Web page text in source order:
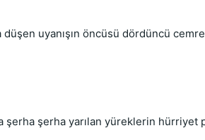
düşen uyanışın öncüsü dördüncü
şerha şerha yarılan yüreklerin hürriyet